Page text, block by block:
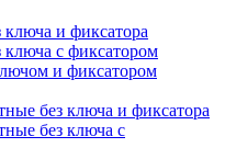
и фиксатора
с фиксатором
и фиксатором
без ключа и фиксатора
без ключа с